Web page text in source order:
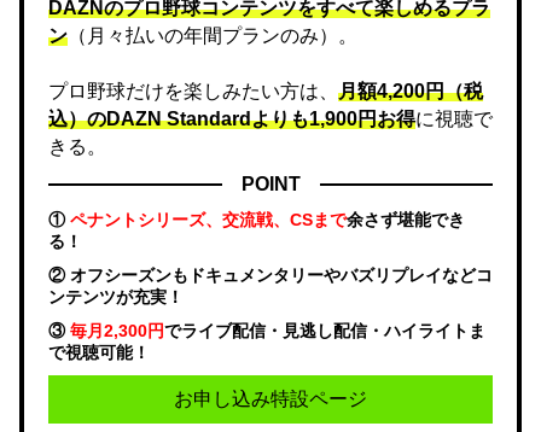
DAZNのプロ野球コンテンツをすべて楽しめるプラ
ン （月々払いの年間プランのみ）。
プロ野球だけを楽しみたい方は、 月額4,200円（税
込）のDAZN Standard​よりも1,900円お得に視聴で
きる。
POINT
①ペナントシリーズ、交流戦、CSまで余さず堪能でき
る！
② オフシーズンもドキュメンタリーやバズリプレイなどコ
ンテンツが充実！
③毎月2,300円でライブ配信・見逃し配信・ハイライトま
で視聴可能！
お申し込み特設ページ